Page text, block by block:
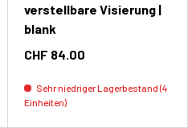
verstellbare Visierung |
blank
CHF 84.00
Sehr niedriger Lagerbestand (4
Einheiten)